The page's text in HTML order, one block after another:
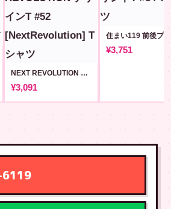
NEXT REVOLUTION デザインT #52 [NextRevolution]
¥3,091
¥3,751